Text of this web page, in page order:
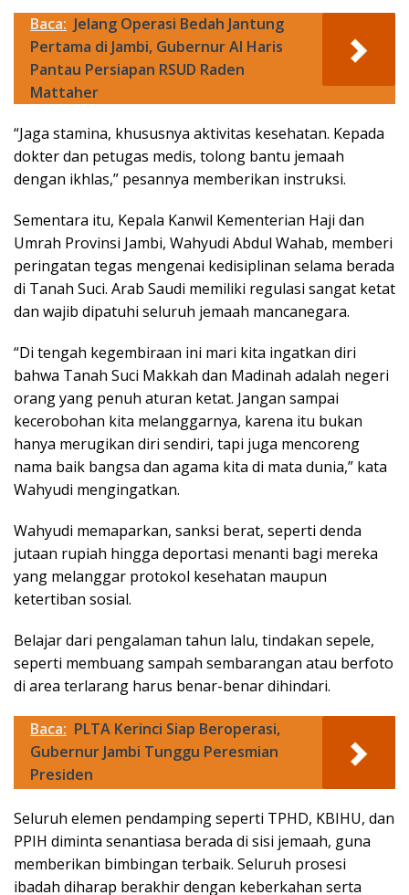
Baca: Jelang Operasi Bedah Jantung
Pertama di Jambi, Gubernur Al Haris
Pantau Persiapan RSUD Raden
Mattaher
“Jaga stamina, khususnya aktivitas kesehatan. Kepada
dokter dan petugas medis, tolong bantu jemaah
dengan ikhlas,” pesannya memberikan instruksi.
Sementara itu, Kepala Kanwil Kementerian Haji dan
Umrah Provinsi Jambi, Wahyudi Abdul Wahab, memberi
peringatan tegas mengenai kedisiplinan selama berada
di Tanah Suci. Arab Saudi memiliki regulasi sangat ketat
dan wajib dipatuhi seluruh jemaah mancanegara.
“Di tengah kegembiraan ini mari kita ingatkan diri
bahwa Tanah Suci Makkah dan Madinah adalah negeri
orang yang penuh aturan ketat. Jangan sampai
kecerobohan kita melanggarnya, karena itu bukan
hanya merugikan diri sendiri, tapi juga mencoreng
nama baik bangsa dan agama kita di mata dunia,” kata
Wahyudi mengingatkan.
Wahyudi memaparkan, sanksi berat, seperti denda
jutaan rupiah hingga deportasi menanti bagi mereka
yang melanggar protokol kesehatan maupun
ketertiban sosial.
Belajar dari pengalaman tahun lalu, tindakan sepele,
seperti membuang sampah sembarangan atau berfoto
di area terlarang harus benar-benar dihindari.
Baca: PLTA Kerinci Siap Beroperasi,
Gubernur Jambi Tunggu Peresmian
Presiden
Seluruh elemen pendamping seperti TPHD, KBIHU, dan
PPIH diminta senantiasa berada di sisi jemaah, guna
memberikan bimbingan terbaik. Seluruh prosesi
ibadah diharap berakhir dengan keberkahan serta